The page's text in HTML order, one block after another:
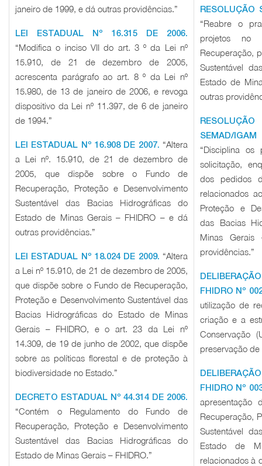
janeiro de 1999, e dá outras providências.”
LEI ESTADUAL Nº 16.315 DE 2006.
“Modifica o inciso VII do art. 3 º da Lei nº
15.910, de 21 de dezembro de 2005,
acrescenta parágrafo ao art. 8 º da Lei nº
15.980, de 13 de janeiro de 2006, e revoga
dispositivo da Lei nº 11.397, de 6 de janeiro
de 1994.”
LEI ESTADUAL Nº 16.908 DE 2007. “Altera
a Lei nº. 15.910, de 21 de dezembro de
2005, que dispõe sobre o Fundo de
Recuperação, Proteção e Desenvolvimento
Sustentável das Bacias Hidrográficas do
Estado de Minas Gerais – FHIDRO – e dá
outras providências.”
LEI ESTADUAL Nº 18.024 DE 2009. “Altera
a Lei nº 15.910, de 21 de dezembro de 2005,
que dispõe sobre o Fundo de Recuperação,
Proteção e Desenvolvimento Sustentável das
Bacias Hidrográficas do Estado de Minas
Gerais – FHIDRO, e o art. 23 da Lei nº
14.309, de 19 de junho de 2002, que dispõe
sobre as políticas florestal e de proteção à
biodiversidade no Estado.”
DECRETO ESTADUAL Nº 44.314 DE 2006.
“Contém o Regulamento do Fundo de
Recuperação, Proteção e Desenvolvimento
Sustentável das Bacias Hidrográficas do
Estado de Minas Gerais – FHIDRO.”
RESOLUÇÃO
“Reabre o
projetos no
Recuperação,
Sustentável
Estado de
outras
SEMAD/
“Disciplina os
solicitação,
dos pedidos
relacionados
Proteção e
das Bacias
Minas
providências.”
FHIDRO Nº
utilização de
criação e a
Conservação
preservação
FHIDRO Nº
apresentação
Recuperação,
Sustentável
Estado de
relacionados à